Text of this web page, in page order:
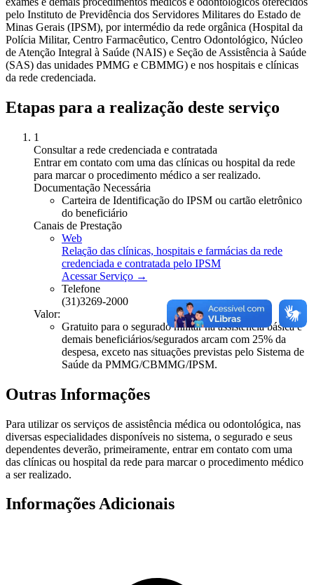
pelo Instituto de Previdência dos Servidores Militares do Estado de
Minas Gerais (IPSM), por intermédio da rede orgânica (Hospital da
Polícia Militar, Centro Farmacêutico, Centro Odontológico, Núcleo
de Atenção Integral à Saúde (NAIS) e Seção de Assistência à Saúde
(SAS) das unidades PMMG e CBMMG) e nos hospitais e clínicas
da rede credenciada.
Etapas para a realização deste serviço
1
Consultar a rede credenciada e contratada
Entrar em contato com uma das clínicas ou hospital da rede
para marcar o procedimento médico a ser realizado.
Documentação Necessária
Carteira de Identificação do IPSM ou cartão eletrônico
do beneficiário
Canais de Prestação
Web
Relação das clínicas, hospitais e farmácias da rede
credenciada e contratada pelo IPSM
Acessar Serviço →
Telefone
(31)3269-2000
Valor:
Gratuito para o segurado militar na assistência básica e
demais beneficiários/segurados arcam com 25% da
despesa, exceto nas situações previstas pelo Sistema de
Saúde da PMMG/CBMMG/IPSM.
Outras Informações
Para utilizar os serviços de assistência médica ou odontológica, nas
diversas especialidades disponíveis no sistema, o segurado e seus
dependentes deverão, primeiramente, entrar em contato com uma
das clínicas ou hospital da rede para marcar o procedimento médico
a ser realizado.
Informações Adicionais